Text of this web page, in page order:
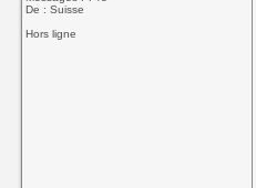
De : Suisse
Hors ligne